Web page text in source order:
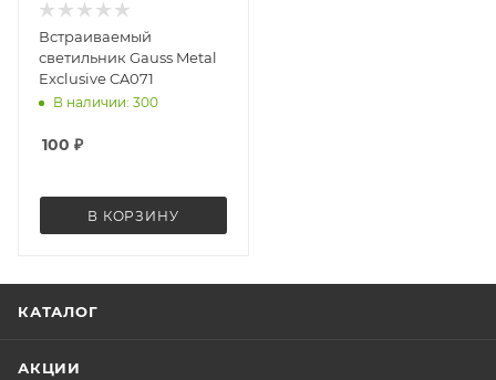
Встраиваемый
светильник Gauss Metal
Exclusive CA071
В наличии: 300
100 ₽
В КОРЗИНУ
КАТАЛОГ
АКЦИИ